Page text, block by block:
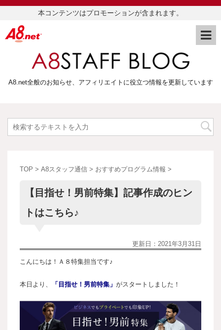
本コンテンツはプロモーションが含まれます。
A8.net全般のお知らせ、アフィリエイトに役立つ情報を更新しています
TOP > A8スタッフ通信 > おすすめプログラム情報 >
【目指せ！男前特集】記事作成のヒン
トはこちら♪
更新日： 2021年3月31日
こんにちは！Ａ８特集担当です♪
本日より、 「目指せ！男前特集」 がスタートしました！